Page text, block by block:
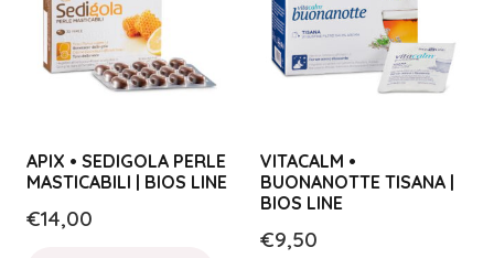
APIX • SEDIGOLA PERLE
MASTICABILI | BIOS LINE
€14,00
VITACALM •
BUONANOTTE TISANA |
BIOS LINE
€9,50